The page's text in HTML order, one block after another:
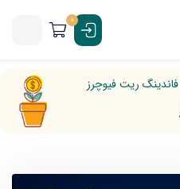
0
فاندینگ ریت فیوچرز